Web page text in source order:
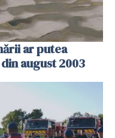
ar putea
august 2003